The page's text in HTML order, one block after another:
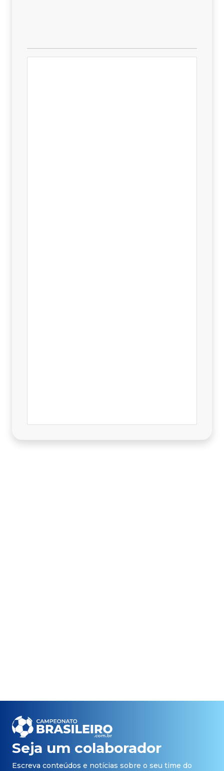
Seja um colaborador
Escreva conteúdos e notícias sobre o seu time do